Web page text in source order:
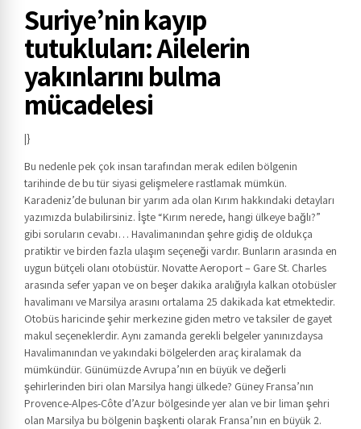
Suriye’nin kayıp
tutukluları: Ailelerin
yakınlarını bulma
mücadelesi
|}
Bu nedenle pek çok insan tarafından merak edilen bölgenin
tarihinde de bu tür siyasi gelişmelere rastlamak mümkün.
Karadeniz’de bulunan bir yarım ada olan Kırım hakkındaki detayları
yazımızda bulabilirsiniz. İşte “Kırım nerede, hangi ülkeye bağlı?”
gibi soruların cevabı… Havalimanından şehre gidiş de oldukça
pratiktir ve birden fazla ulaşım seçeneği vardır. Bunların arasında en
uygun bütçeli olanı otobüstür. Novatte Aeroport – Gare St. Charles
arasında sefer yapan ve on beşer dakika aralığıyla kalkan otobüsler
havalimanı ve Marsilya arasını ortalama 25 dakikada kat etmektedir.
Otobüs haricinde şehir merkezine giden metro ve taksiler de gayet
makul seçeneklerdir. Aynı zamanda gerekli belgeler yanınızdaysa
Havalimanından ve yakındaki bölgelerden araç kiralamak da
mümkündür. Günümüzde Avrupa’nın en büyük ve değerli
şehirlerinden biri olan Marsilya hangi ülkede? Güney Fransa’nın
Provence-Alpes-Côte d’Azur bölgesinde yer alan ve bir liman şehri
olan Marsilya bu bölgenin başkenti olarak Fransa’nın en büyük 2.